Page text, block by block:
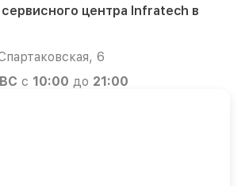
центра Infratech в
6
с 10:00 до 21:00